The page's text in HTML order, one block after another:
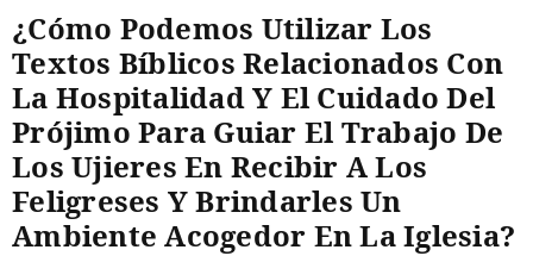
¿Cómo Podemos Utilizar Los
Textos Bíblicos Relacionados Con
La Hospitalidad Y El Cuidado Del
Prójimo Para Guiar El Trabajo De
Los Ujieres En Recibir A Los
Feligreses Y Brindarles Un
Ambiente Acogedor En La Iglesia?